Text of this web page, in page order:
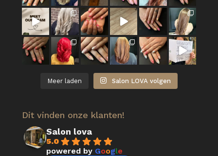
Meer laden Salon LOVA volgen
Dit vinden onze klanten!
Salon lova
5.0
powered by Google